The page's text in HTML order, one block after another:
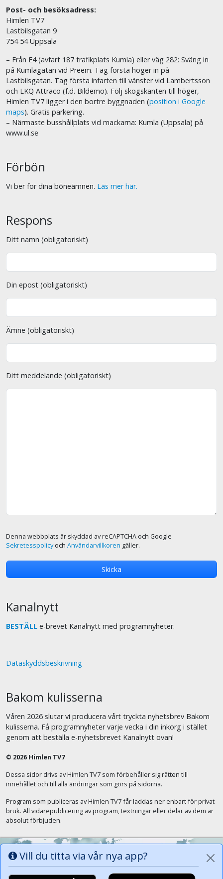
Post- och besöksadress:
Himlen TV7
Lastbilsgatan 9
754 54 Uppsala
– Från E4 (avfart 187 trafikplats Kumla) eller väg 282: Sväng in
på Kumlagatan vid Preem. Tag första höger in på
Lastbilsgatan. Tag första infarten till vänster vid Lambertsson
och LKQ Attraco (f.d. Bildemo). Följ skogskanten till höger,
Himlen TV7 ligger i den bortre byggnaden (position i Google
maps). Gratis parkering.
– Närmaste busshållplats vid mackarna: Kumla (Uppsala) på
www.ul.se
Förbön
Vi ber för dina böneämnen. Läs mer här.
Respons
Ditt namn (obligatoriskt)
Din epost (obligatoriskt)
Ämne (obligatoriskt)
Ditt meddelande (obligatoriskt)
Denna webbplats är skyddad av reCAPTCHA och Google
Sekretesspolicyoch Användarvillkoren gäller.
Kanalnytt
BESTÄLL e-brevet Kanalnytt med programnyheter.
Dataskyddsbeskrivning
Bakom kulisserna
Våren 2026 slutar vi producera vårt tryckta nyhetsbrev Bakom
kulisserna. Få programnyheter varje vecka i din inkorg i stället
genom att beställa e-nyhetsbrevet Kanalnytt ovan!
Vill du titta via vår nya app?
© 2026 Himlen TV7
Dessa sidor drivs av Himlen TV7 som förbehåller sig rätten till
innehållet och till alla ändringar som görs på sidorna.
Program som publiceras av Himlen TV7 får laddas ner enbart för privat
bruk. All vidarepublicering av program, textningar eller delar av dem är
absolut förbjuden.
Alla tungor ska bekänna att Jesus Kristus